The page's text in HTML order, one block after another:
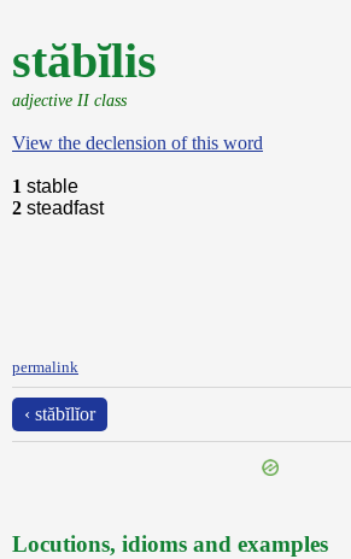
stăbĭlis
adjective II class
View the declension of this word
1 stable
2 steadfast
permalink
‹ stăbĭlĭor
Locutions, idioms and examples